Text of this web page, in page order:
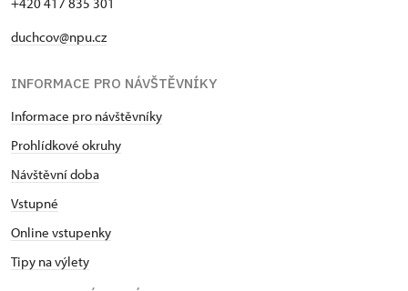
duchcov@npu.cz
INFORMACE PRO NÁVŠTĚVNÍKY
Informace pro návštěvníky
Prohlídkové okruhy
Návštěvní doba
Vstupné
Online vstupenky
Tipy na výlety